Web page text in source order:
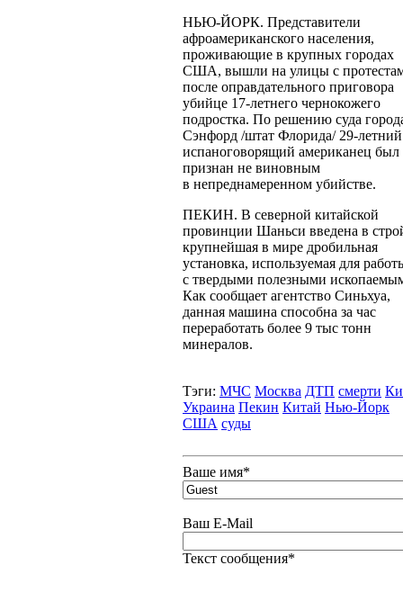
НЬЮ-ЙОРК. Представители
афроамериканского населения,
проживающие в крупных городах
США, вышли на улицы с
после оправдательного приговора
убийце 17-летнего чернокожего
подростка. По решению суда
Сэнфорд /штат Флорида/ 29-летний
испаноговорящий американец был
признан не виновным
в непреднамеренном убийстве.
ПЕКИН. В северной китайской
провинции Шаньси введена в
крупнейшая в мире дробильная
установка, используемая для
с твердыми полезными
Как сообщает агентство Синьхуа,
данная машина способна за час
переработать более 9 тыс тонн
минералов.
Тэги: МЧС Москва ДТП смерти
Украина Пекин Китай Нью-Йорк
США суды
Ваше имя*
Ваш E-Mail
Текст сообщения*